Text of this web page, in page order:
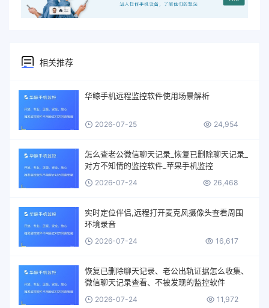
相关推荐
华鲸手机远程监控软件使用场景解析
2026-07-25 24,954
怎么查老公微信聊天记录_恢复已删除聊天记录_
对方不知情的监控软件_苹果手机监控
2026-07-24 26,468
实时定位伴侣,远程打开麦克风摄像头查看周围
环境录音
2026-07-24 16,617
恢复已删除聊天记录、老公出轨证据怎么收集、
微信聊天记录查看、不被发现的监控软件
2026-07-24 11,972